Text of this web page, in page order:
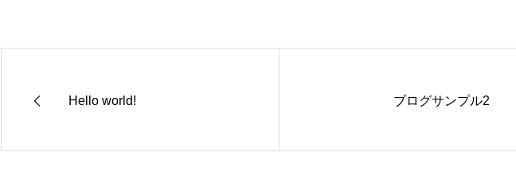
Hello world! ブログサンプル2